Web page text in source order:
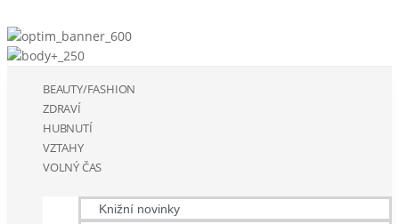
BEAUTY/FASHION
ZDRAVÍ
HUBNUTÍ
VZTAHY
VOLNÝ ČAS
Knižní novinky